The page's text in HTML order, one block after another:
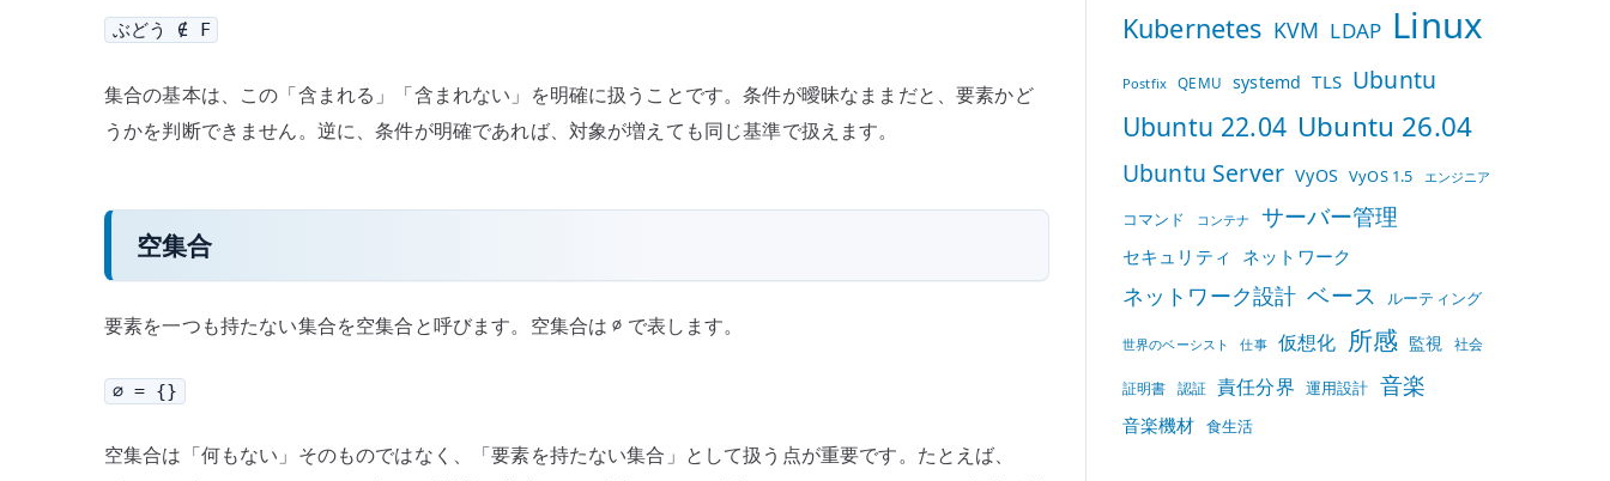
ぶどう ∉ F
集合の基本は、この「含まれる」「含まれない」を明確に扱うことです。条件が曖昧なままだと、要素かど
うかを判断できません。逆に、条件が明確であれば、対象が増えても同じ基準で扱えます。
空集合
要素を一つも持たない集合を空集合と呼びます。空集合は ∅ で表します。
∅ = {}
空集合は「何もない」そのものではなく、「要素を持たない集合」として扱う点が重要です。たとえば、
Kubernetes KVM LDAP Linux
Postfix QEMU systemd TLS Ubuntu
Ubuntu 22.04 Ubuntu 26.04
Ubuntu Server VyOS VyOS 1.5 エンジニア
コマンド コンテナ サーバー管理
セキュリティ ネットワーク
ネットワーク設計 ベース ルーティング
世界のベーシスト 仕事 仮想化 所感 監視 社会
証明書 認証 責任分界 運用設計 音楽
音楽機材 食生活